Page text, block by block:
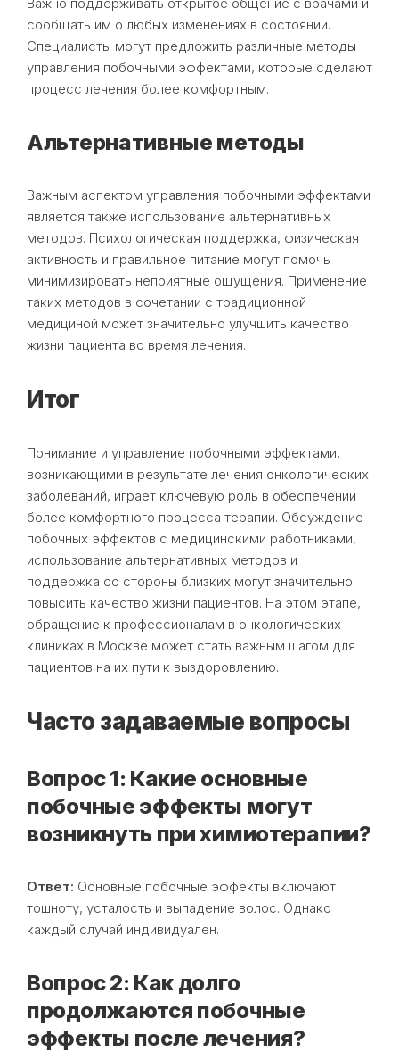
сообщать им о любых изменениях в состоянии.
Специалисты могут предложить различные методы
управления побочными эффектами, которые сделают
процесс лечения более комфортным.
Альтернативные методы
Важным аспектом управления побочными эффектами
является также использование альтернативных
методов. Психологическая поддержка, физическая
активность и правильное питание могут помочь
минимизировать неприятные ощущения. Применение
таких методов в сочетании с традиционной
медициной может значительно улучшить качество
жизни пациента во время лечения.
Итог
Понимание и управление побочными эффектами,
возникающими в результате лечения онкологических
заболеваний, играет ключевую роль в обеспечении
более комфортного процесса терапии. Обсуждение
побочных эффектов с медицинскими работниками,
использование альтернативных методов и
поддержка со стороны близких могут значительно
повысить качество жизни пациентов. На этом этапе,
обращение к профессионалам в онкологических
клиниках в Москве может стать важным шагом для
пациентов на их пути к выздоровлению.
Часто задаваемые вопросы
Вопрос 1: Какие основные
побочные эффекты могут
возникнуть при химиотерапии?
Ответ: Основные побочные эффекты включают
тошноту, усталость и выпадение волос. Однако
каждый случай индивидуален.
Вопрос 2: Как долго
продолжаются побочные
эффекты после лечения?